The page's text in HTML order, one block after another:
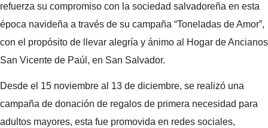
refuerza su compromiso con la sociedad salvadoreña en esta
época navideña a través de su campaña “Toneladas de Amor”,
con el propósito de llevar alegría y ánimo al Hogar de Ancianos
San Vicente de Paúl, en San Salvador.
Desde el 15 noviembre al 13 de diciembre, se realizó una
campaña de donación de regalos de primera necesidad para
adultos mayores, esta fue promovida en redes sociales,